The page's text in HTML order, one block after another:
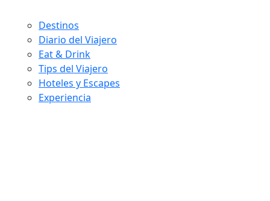
Destinos
Diario del Viajero
Eat & Drink
Tips del Viajero
Hoteles y Escapes
Experiencia